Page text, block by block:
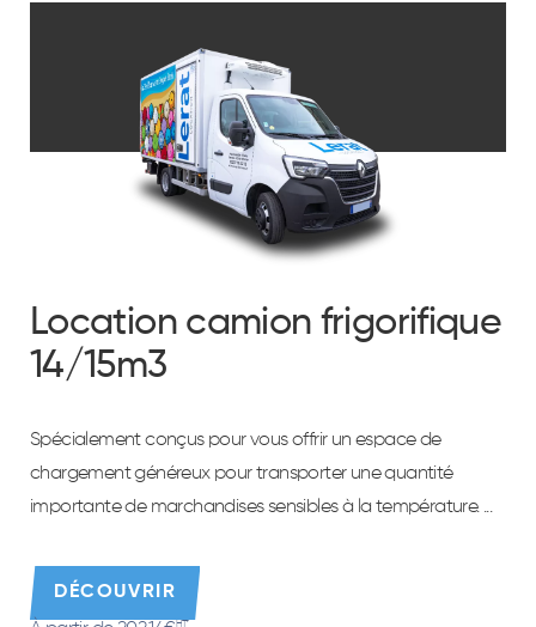
Location camion frigorifique
14/15m3
Spécialement conçus pour vous offrir un espace de
chargement généreux pour transporter une quantité
importante de marchandises sensibles à la température. ...
DÉCOUVRIR
HT*